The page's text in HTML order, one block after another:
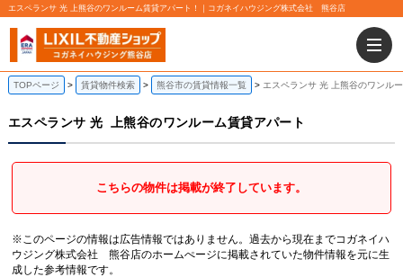
エスペランサ 光 上熊谷のワンルーム賃貸アパート！｜コガネイハウジング株式会社 熊谷店
TOPページ 賃貸物件検索 熊谷市の賃貸情報一覧 エスペランサ 光 上熊谷のワンル
エスペランサ 光 上熊谷のワンルーム賃貸アパート
こちらの物件は掲載が終了しています。
※このページの情報は広告情報ではありません。過去から現在までコガネイハ
ウジング株式会社 熊谷店のホームぺージに掲載されていた物件情報を元に生
成した参考情報です。